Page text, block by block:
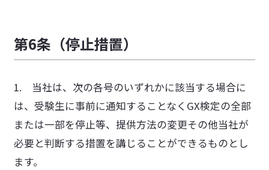
第6条（停止措置）
1. 当社は、次の各号のいずれかに該当する場合に
は、受験生に事前に通知することなくGX検定の全部
または一部を停止等、提供方法の変更その他当社が
必要と判断する措置を講じることができるものとし
ます。